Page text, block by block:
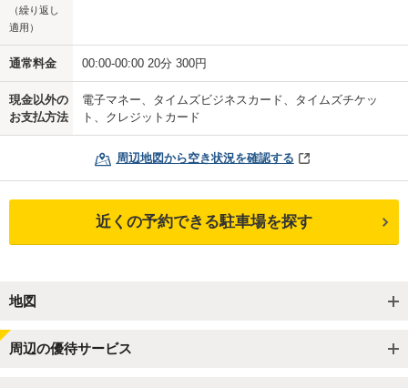
（繰り返し
適用）
通常料金 00:00-00:00 20分 300円
現金以外の
お支払方法
電子マネー、タイムズビジネスカード、タイムズチケッ
ト、クレジットカード
周辺地図から空き状況を確認する
近くの予約できる駐車場を探す
地図
周辺の優待サービス